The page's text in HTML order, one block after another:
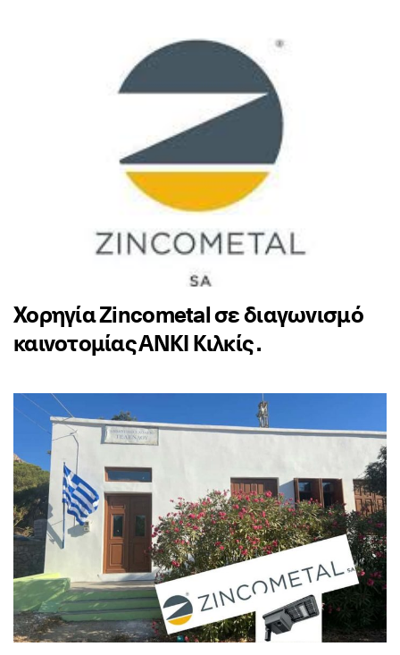
Χορηγία Zincometal σε διαγωνισμό
καινοτομίας ΑΝΚΙ Κιλκίς .